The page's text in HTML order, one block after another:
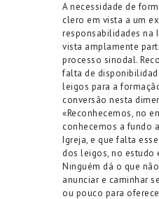
A necessidade de
clero em vista a um
responsabilidades na
vista amplamente
processo sinodal.
falta de
leigos para a
conversão nesta
«Reconhecemos, no
conhecemos a fundo
Igreja, e que falta
dos leigos, no estudo
Ninguém dá o que
anunciar e caminhar
ou pouco para